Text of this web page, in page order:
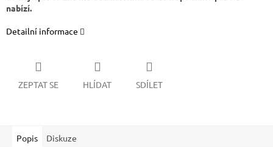
nabízí.
Detailní informace
ZEPTAT SE HLÍDAT SDÍLET
Popis Diskuze